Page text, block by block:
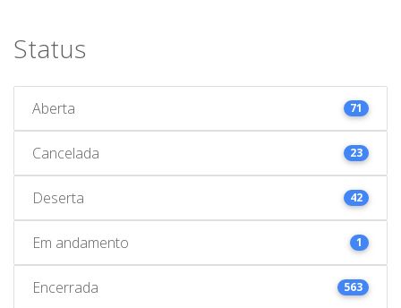
Status
Aberta 71
Cancelada 23
Deserta 42
Em andamento 1
Encerrada 563